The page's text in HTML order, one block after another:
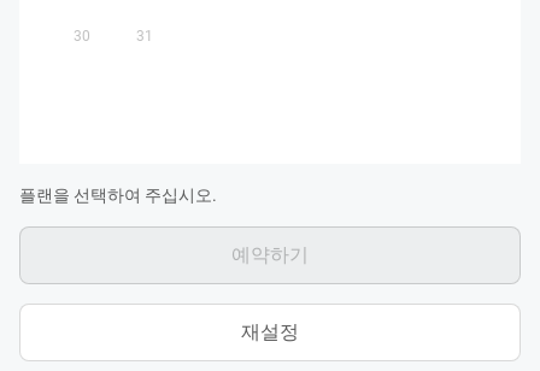
30 31
플랜을 선택하여 주십시오.
재설정
예약하기